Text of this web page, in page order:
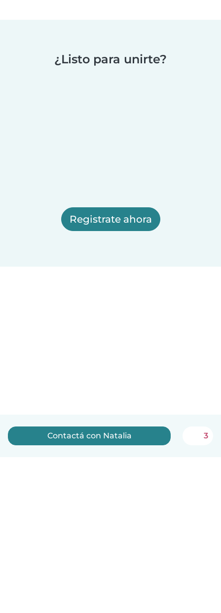
¿Listo para unirte?
Registrate ahora
Contactá con Natalia 3